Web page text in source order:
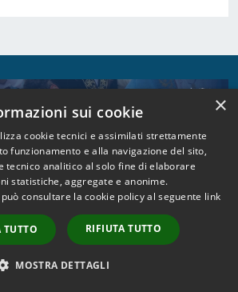
×
sui cookie
cookie tecnici e assimilati strettamente
funzionamento e alla navigazione del sito,
tecnico analitico al solo fine di elaborare
statistiche, aggregate e anonime.
consultare la cookie policy al seguente link
TUTTO RIFIUTA TUTTO
MOSTRA DETTAGLI